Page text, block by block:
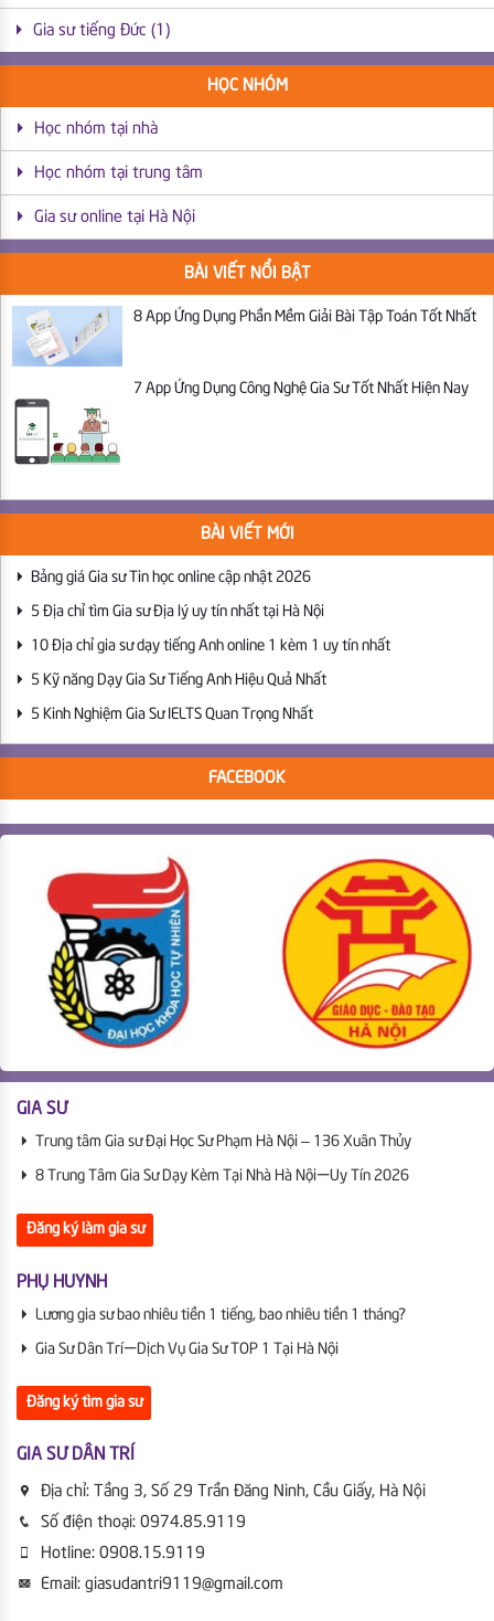
Gia sư tiếng Đức (1)
HỌC NHÓM
Học nhóm tại nhà
Học nhóm tại trung tâm
Gia sư online tại Hà Nội
BÀI VIẾT NỔI BẬT
8 App Ứng Dụng Phần Mềm Giải Bài Tập Toán Tốt Nhất
7 App Ứng Dụng Công Nghệ Gia Sư Tốt Nhất Hiện Nay
BÀI VIẾT MỚI
Bảng giá Gia sư Tin học online cập nhật 2026
5 Địa chỉ tìm Gia sư Địa lý uy tín nhất tại Hà Nội
10 Địa chỉ gia sư dạy tiếng Anh online 1 kèm 1 uy tín nhất
5 Kỹ năng Dạy Gia Sư Tiếng Anh Hiệu Quả Nhất
5 Kinh Nghiệm Gia Sư IELTS Quan Trọng Nhất
FACEBOOK
GIA SƯ
Trung tâm Gia sư Đại Học Sư Phạm Hà Nội – 136 Xuân Thủy
8 Trung Tâm Gia Sư Dạy Kèm Tại Nhà Hà Nội | Uy Tín 2026
Đăng ký làm gia sư
PHỤ HUYNH
Lương gia sư bao nhiêu tiền 1 tiếng, bao nhiêu tiền 1 tháng?
Gia Sư Dân Trí | Dịch Vụ Gia Sư TOP 1 Tại Hà Nội
Đăng ký tìm gia sư
GIA SƯ DÂN TRÍ
Địa chỉ: Tầng 3, Số 29 Trần Đăng Ninh, Cầu Giấy, Hà Nội
Số điện thoại: 0974.85.9119
Hotline: 0908.15.9119
Email: giasudantri9119@gmail.com